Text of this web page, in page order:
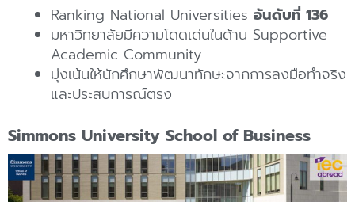
Ranking National Universities อันดับที่ 136
มหาวิทยาลัยมีความโดดเด่นในด้าน Supportive
Academic Community
มุ่งเน้นให้นักศึกษาพัฒนาทักษะจากการลงมือทำจริง
และประสบการณ์ตรง
Simmons University School of Business